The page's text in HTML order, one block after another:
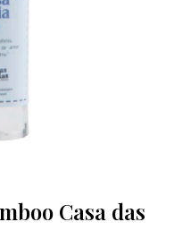
Casa das